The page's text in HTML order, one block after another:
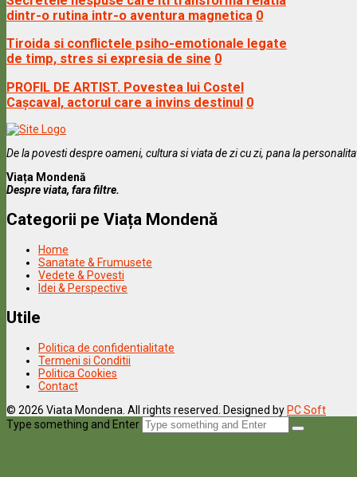
dintr-o rutina intr-o aventura magnetica 0
Tiroida si conflictele psiho-emotionale legate
de timp, stres si expresia de sine 0
PROFIL DE ARTIST. Povestea lui Costel
Cașcaval, actorul care a invins destinul 0
De la povesti despre oameni, cultura si viata de zi cu zi, pana la
Viața Mondenă
Despre viata, fara filtre.
Categorii pe Viața Mondenă
Home
Sanatate & Frumusete
Vedete & Povesti
Idei & Perspective
Utile
Politica de confidentialitate
Termeni si Conditii
Politica Cookies
Contact
© 2026 Viata Mondena. All rights reserved. Designed by PC Soft
Type something and Enter